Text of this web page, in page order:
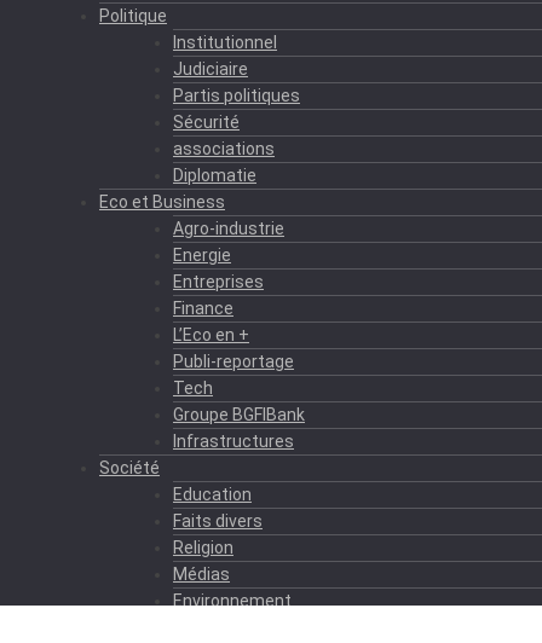
Politique
Institutionnel
Judiciaire
Partis politiques
Sécurité
associations
Diplomatie
Eco et Business
Agro-industrie
Energie
Entreprises
Finance
L’Eco en +
Publi-reportage
Tech
Groupe BGFIBank
Infrastructures
Société
Education
Faits divers
Religion
Médias
Environnement